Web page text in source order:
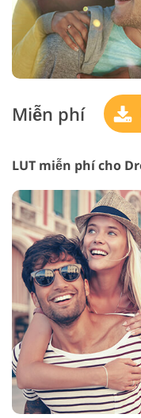
Miễn phí
LUT miễn phí cho